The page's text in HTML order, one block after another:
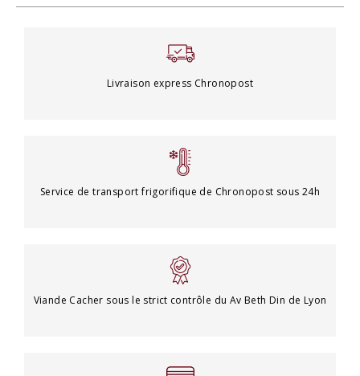
Livraison express Chronopost
Service de transport frigorifique de Chronopost sous 24h
Viande Cacher sous le strict contrôle du Av Beth Din de Lyon